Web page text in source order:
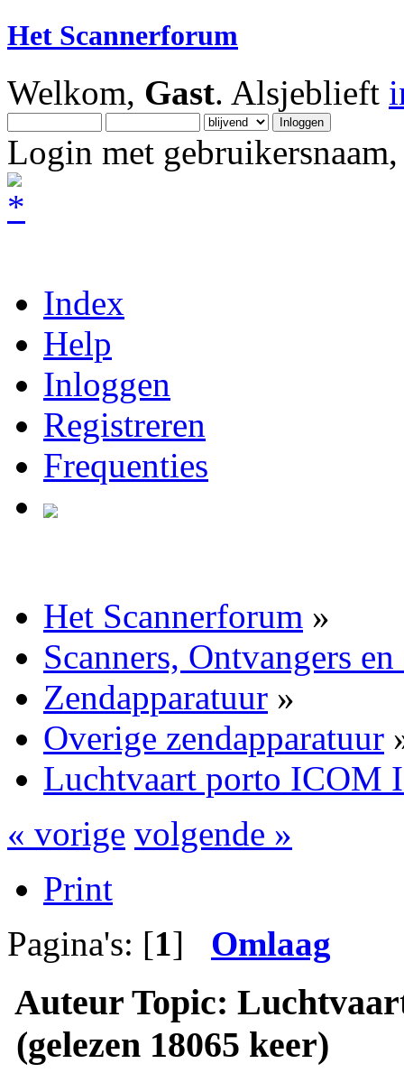
Het Scannerforum
Welkom, Gast. Alsjeblieft
Login met
Index
Help
Inloggen
Registreren
Frequenties
Het Scannerforum »
Scanners, Ontvangers
Zendapparatuur »
Overige zendapparatuur
Luchtvaart porto ICOM
« vorige volgende »
Print
Pagina's: [1] Omlaag
Auteur Topic:
(gelezen 18065 keer)